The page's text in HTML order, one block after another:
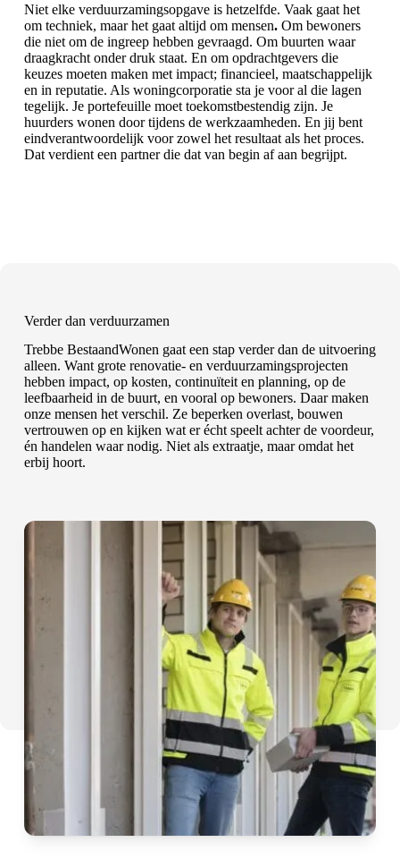
Niet elke verduurzamingsopgave is hetzelfde. Vaak gaat het
om techniek, maar het gaat altijd om mensen.Om bewoners
die niet om de ingreep hebben gevraagd. Om buurten waar
draagkracht onder druk staat. En om opdrachtgevers die
keuzes moeten maken met impact; financieel, maatschappelijk
en in reputatie. Als woningcorporatie sta je voor al die lagen
tegelijk. Je portefeuille moet toekomstbestendig zijn. Je
huurders wonen door tijdens de werkzaamheden. En jij bent
eindverantwoordelijk voor zowel het resultaat als het proces.
Dat verdient een partner die dat van begin af aan begrijpt.
Verder dan verduurzamen
Trebbe BestaandWonen gaat een stap verder dan de uitvoering
alleen. Want grote renovatie- en verduurzamingsprojecten
hebben impact, op kosten, continuïteit en planning, op de
leefbaarheid in de buurt, en vooral op bewoners. Daar maken
onze mensen het verschil. Ze beperken overlast, bouwen
vertrouwen op en kijken wat er écht speelt achter de voordeur,
én handelen waar nodig. Niet als extraatje, maar omdat het
erbij hoort.